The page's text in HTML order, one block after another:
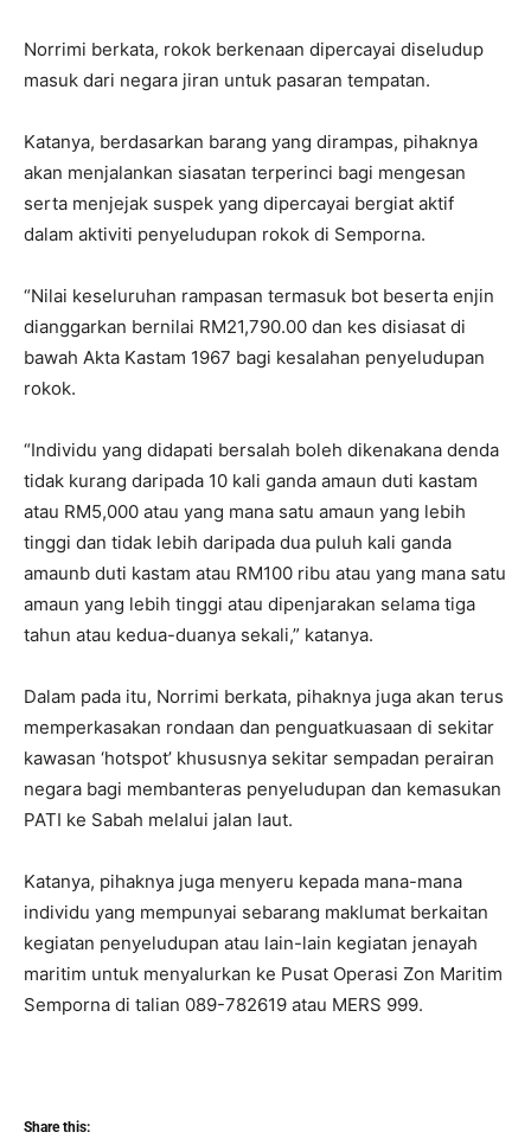
Norrimi berkata, rokok berkenaan dipercayai diseludup
masuk dari negara jiran untuk pasaran tempatan.
Katanya, berdasarkan barang yang dirampas, pihaknya
akan menjalankan siasatan terperinci bagi mengesan
serta menjejak suspek yang dipercayai bergiat aktif
dalam aktiviti penyeludupan rokok di Semporna.
“Nilai keseluruhan rampasan termasuk bot beserta enjin
dianggarkan bernilai RM21,790.00 dan kes disiasat di
bawah Akta Kastam 1967 bagi kesalahan penyeludupan
rokok.
“Individu yang didapati bersalah boleh dikenakana denda
tidak kurang daripada 10 kali ganda amaun duti kastam
atau RM5,000 atau yang mana satu amaun yang lebih
tinggi dan tidak lebih daripada dua puluh kali ganda
amaunb duti kastam atau RM100 ribu atau yang mana satu
amaun yang lebih tinggi atau dipenjarakan selama tiga
tahun atau kedua-duanya sekali,” katanya.
Dalam pada itu, Norrimi berkata, pihaknya juga akan terus
memperkasakan rondaan dan penguatkuasaan di sekitar
kawasan ‘hotspot’ khususnya sekitar sempadan perairan
negara bagi membanteras penyeludupan dan kemasukan
PATI ke Sabah melalui jalan laut.
Katanya, pihaknya juga menyeru kepada mana-mana
individu yang mempunyai sebarang maklumat berkaitan
kegiatan penyeludupan atau lain-lain kegiatan jenayah
maritim untuk menyalurkan ke Pusat Operasi Zon Maritim
Semporna di talian 089-782619 atau MERS 999.
Share this: